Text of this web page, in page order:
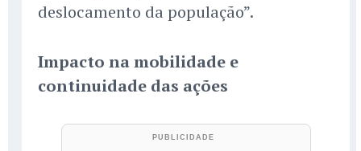
deslocamento da população”.
Impacto na mobilidade e
continuidade das ações